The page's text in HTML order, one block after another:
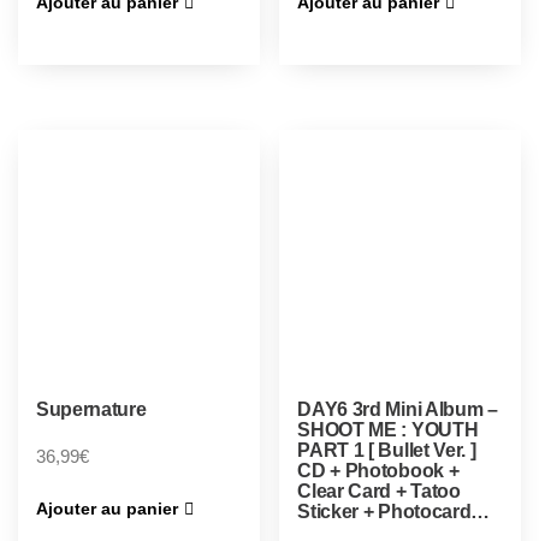
Supernature
36,99€
Ajouter au panier
DAY6 3rd Mini Album –
SHOOT ME : YOUTH
PART 1 [ Bullet Ver. ]
CD + Photobook +
Clear Card + Tatoo
Sticker + Photocard…